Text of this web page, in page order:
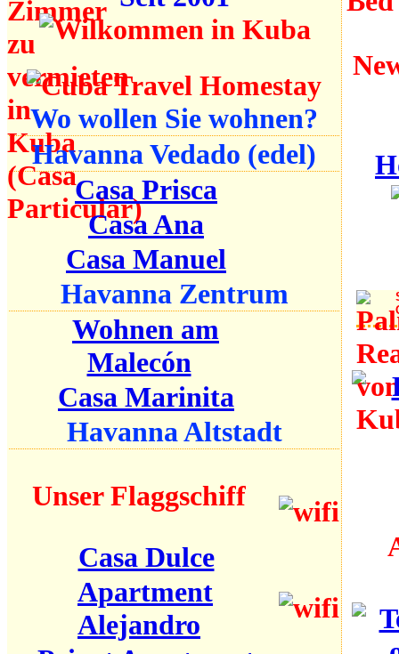
Wo wollen Sie wohnen?
Havanna Vedado (edel)
Casa Prisca
Casa Ana
Casa Manuel
Havanna Zentrum
Wohnen am
Malecón
Casa Marinita
Havanna Altstadt
Unser Flaggschiff
Casa Dulce
Apartment
Alejandro